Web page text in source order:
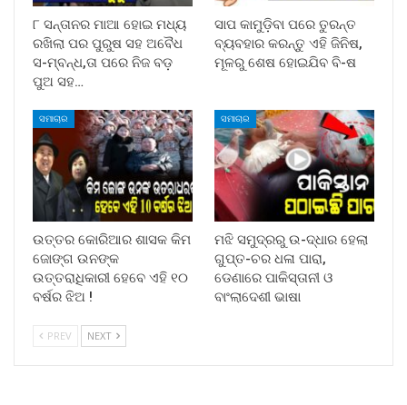
୮ ସନ୍ତାନର ମାଆ ହୋଇ ମଧ୍ୟ
ରଖିଲା ପର ପୁରୁଷ ସହ ଅବୈଧ
ସ-ମ୍ବନ୍ଧ,ତା ପରେ ନିଜ ବଡ଼
ପୁଅ ସହ…
ସାପ କାମୁଡ଼ିବା ପରେ ତୁରନ୍ତ
ବ୍ୟବହାର କରନ୍ତୁ ଏହି ଜିନିଷ,
ମୂଳରୁ ଶେଷ ହୋଇଯିବ ବି-ଷ
ସମାଚାର
ଉତ୍ତର କୋରିଆର ଶାସକ କିମ
ଜୋଙ୍ଗ ଉନଙ୍କ
ଉତ୍ତରାଧିକାରୀ ହେବେ ଏହି ୧୦
ବର୍ଷର ଝିଅ !
ସମାଚାର
ମଝି ସମୁଦ୍ରରୁ ଉ-ଦ୍ଧାର ହେଲା
ଗୁପ୍ତ-ଚର ଧଳା ପାରା,
ଡେଣାରେ ପାକିସ୍ତାନୀ ଓ
ବାଂଲାଦେଶୀ ଭାଷା
PREV NEXT